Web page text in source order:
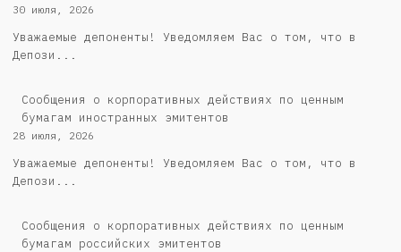
30 июля, 2026
Уважаемые депоненты! Уведомляем Вас о том, что в
Депози...
Сообщения о корпоративных действиях по ценным
бумагам иностранных эмитентов
28 июля, 2026
Уважаемые депоненты! Уведомляем Вас о том, что в
Депози...
Cообщения о корпоративных действиях по ценным
бумагам российских эмитентов